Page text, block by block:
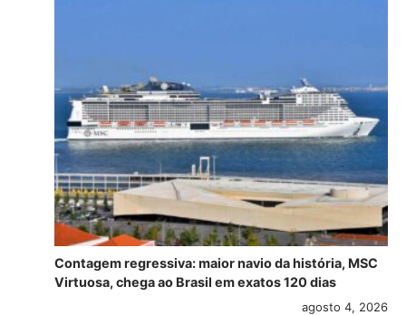
Contagem regressiva: maior navio da história, MSC
Virtuosa, chega ao Brasil em exatos 120 dias
agosto 4, 2026